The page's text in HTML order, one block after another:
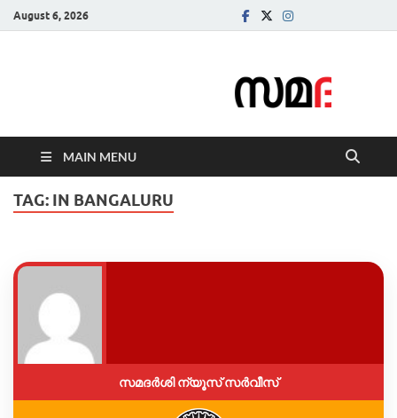
August 6, 2026
MAIN MENU
TAG: IN BANGALURU
സമദർശി ന്യൂസ് സർവീസ്